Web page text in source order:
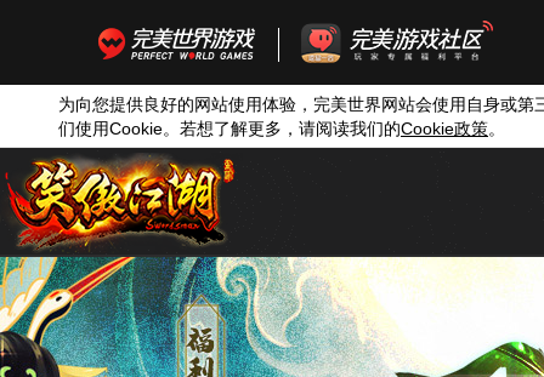
为向您提供良好的网站使用体验，完美世界网站会使用自身或第
们使用Cookie。若想了解更多，请阅读我们的Cookie政策。